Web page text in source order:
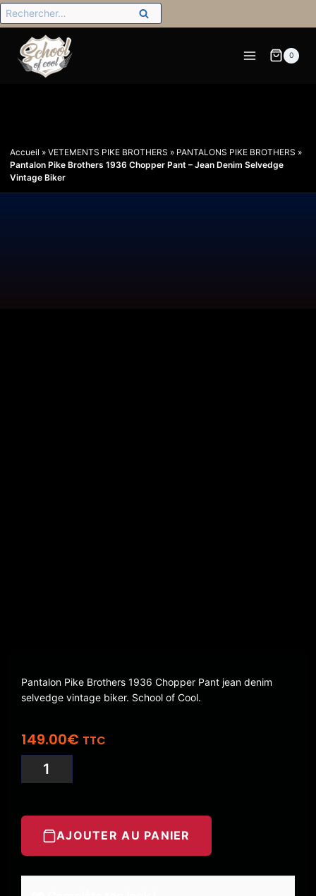
0
Accueil » VETEMENTS PIKE BROTHERS » PANTALONS PIKE BROTHERS »
Pantalon Pike Brothers 1936 Chopper Pant – Jean Denim Selvedge
Vintage Biker
Pantalon Pike Brothers 1936 Chopper Pant jean denim
selvedge vintage biker. School of Cool.
149.00€ TTC
AJOUTER AU PANIER